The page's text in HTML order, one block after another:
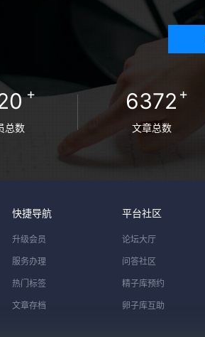
+
总数
6372 +
文章总数
快捷导航
升级会员
服务办理
热门标签
文章存档
平台社区
论坛大厅
问答社区
精子库预约
卵子库互助